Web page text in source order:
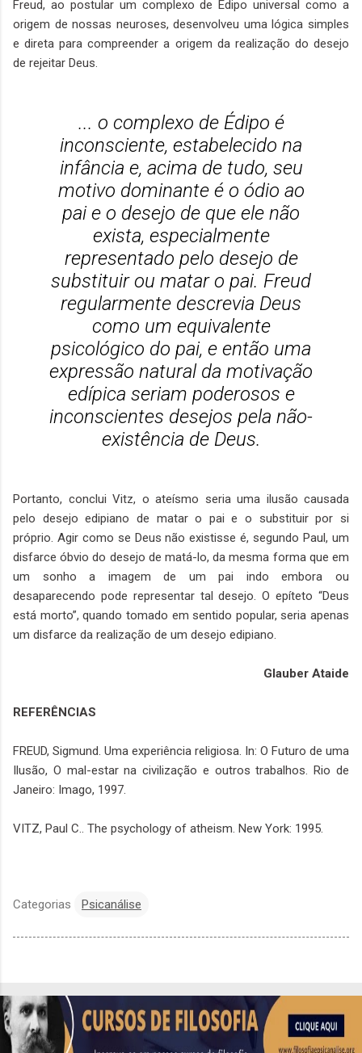
Freud, ao postular um complexo de Édipo universal como a
origem de nossas neuroses, desenvolveu uma lógica simples
e direta para compreender a origem da realização do desejo
de rejeitar Deus.
... o complexo de Édipo é
inconsciente, estabelecido na
infância e, acima de tudo, seu
motivo dominante é o ódio ao
pai e o desejo de que ele não
exista, especialmente
representado pelo desejo de
substituir ou matar o pai. Freud
regularmente descrevia Deus
como um equivalente
psicológico do pai, e então uma
expressão natural da motivação
edípica seriam poderosos e
inconscientes desejos pela não-
existência de Deus.
Portanto, conclui Vitz, o ateísmo seria uma ilusão causada
pelo desejo edipiano de matar o pai e o substituir por si
próprio. Agir como se Deus não existisse é, segundo Paul, um
disfarce óbvio do desejo de matá-lo, da mesma forma que em
um sonho a imagem de um pai indo embora ou
desaparecendo pode representar tal desejo. O epíteto “Deus
está morto”, quando tomado em sentido popular, seria apenas
um disfarce da realização de um desejo edipiano.
Glauber Ataide
REFERÊNCIAS
FREUD, Sigmund. Uma experiência religiosa. In: O Futuro de uma
Ilusão, O mal-estar na civilização e outros trabalhos. Rio de
Janeiro: Imago, 1997.
VITZ, Paul C.. The psychology of atheism. New York: 1995.
Categorias Psicanálise